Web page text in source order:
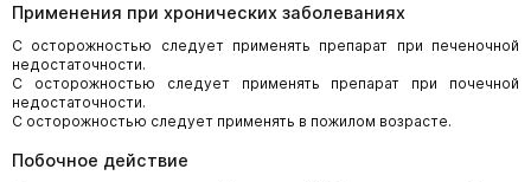
Применения при хронических заболеваниях
С осторожностью следует применять препарат при печеночной
недостаточности.
С осторожностью следует применять препарат при почечной
недостаточности.
С осторожностью следует применять в пожилом возрасте.
Побочное действие